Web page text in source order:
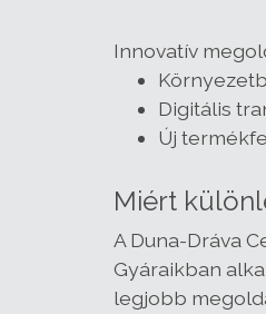
Innovatív
Digitális
Új
Miért
A Duna-Dráva
Gyáraikban
legjobb